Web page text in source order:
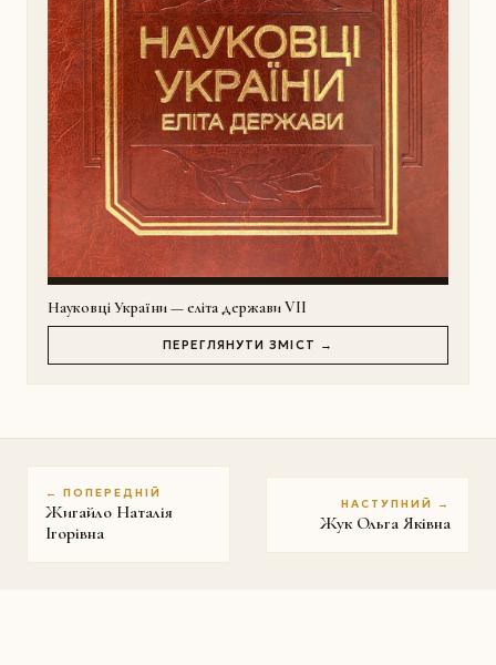
Науковці України — еліта держави VII
ПЕРЕГЛЯНУТИ ЗМІСТ →
← ПОПЕРЕДНІЙ
Жигайло Наталія
Ігорівна
НАСТУПНИЙ →
Жук Ольга Яківна